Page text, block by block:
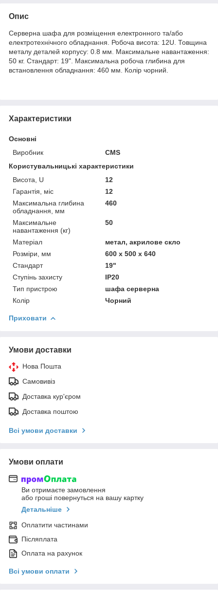
Опис
Серверна шафа для розміщення електронного та/або
електротехнічного обладнання. Робоча висота: 12U. Товщина
металу деталей корпусу: 0.8 мм. Максимальне навантаження:
50 кг. Стандарт: 19". Максимальна робоча глибина для
встановлення обладнання: 460 мм. Колір чорний.
Характеристики
Основні
Виробник
CMS
Користувальницькі характеристики
Висота, U
12
Гарантія, міс
12
Максимальна глибина
обладнання, мм
460
Максимальне
навантаження (кг)
50
Матеріал
метал, акрилове скло
Розміри, мм
600 x 500 x 640
Стандарт
19"
Ступінь захисту
IP20
Тип пристрою
шафа серверна
Колір
Чорний
Приховати
Умови доставки
Нова Пошта
Самовивіз
Доставка кур'єром
Доставка поштою
Всі умови доставки
Умови оплати
Ви отримаєте замовлення
або гроші повернуться на вашу картку
Детальніше
Оплатити частинами
Післяплата
Оплата на рахунок
Всі умови оплати